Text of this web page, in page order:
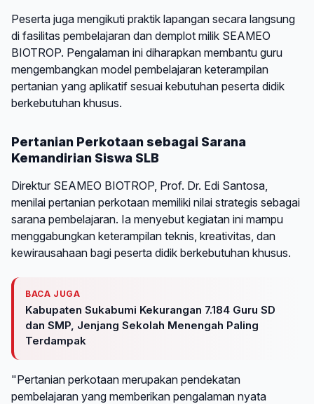
Peserta juga mengikuti praktik lapangan secara langsung
di fasilitas pembelajaran dan demplot milik SEAMEO
BIOTROP. Pengalaman ini diharapkan membantu guru
mengembangkan model pembelajaran keterampilan
pertanian yang aplikatif sesuai kebutuhan peserta didik
berkebutuhan khusus.
Pertanian Perkotaan sebagai Sarana
Kemandirian Siswa SLB
Direktur SEAMEO BIOTROP, Prof. Dr. Edi Santosa,
menilai pertanian perkotaan memiliki nilai strategis sebagai
sarana pembelajaran. Ia menyebut kegiatan ini mampu
menggabungkan keterampilan teknis, kreativitas, dan
kewirausahaan bagi peserta didik berkebutuhan khusus.
BACA JUGA
Kabupaten Sukabumi Kekurangan 7.184 Guru SD
dan SMP, Jenjang Sekolah Menengah Paling
Terdampak
"Pertanian perkotaan merupakan pendekatan
pembelajaran yang memberikan pengalaman nyata